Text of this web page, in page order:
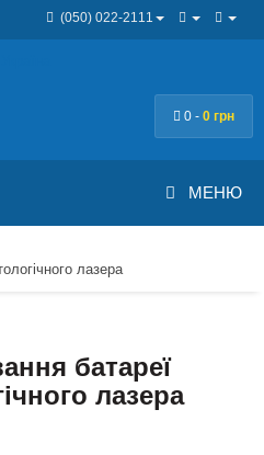
(050) 022-2111
0 - 0 грн
МЕНЮ
лазера
батареї
лазера